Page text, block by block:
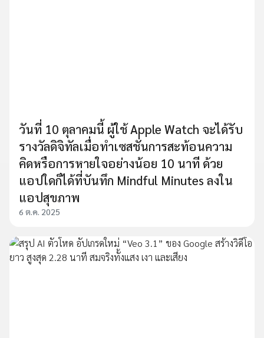
วันที่ 10 ตุลาคมนี้ ผู้ใช้ Apple Watch จะได้รับ
รางวัลดิจิทัลเมื่อทำเซสชั่นการสะท้อนความ
คิดหรือการหายใจอย่างน้อย 10 นาที ด้วย
แอปใดก็ได้ที่บันทึก Mindful Minutes ลงใน
แอปสุขภาพ
6 ต.ค. 2025